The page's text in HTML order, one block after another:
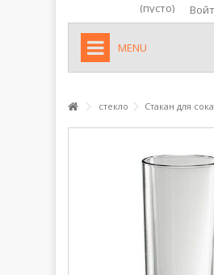
(пусто)
MENU
стекло Стакан для